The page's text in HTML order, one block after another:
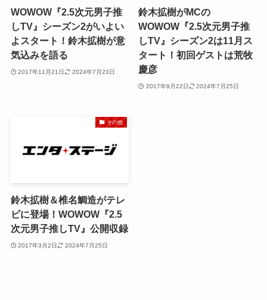
WOWOW『2.5次元男子推
しTV』シーズン2がいよい
よスタート！鈴木拡樹が意
気込みを語る
2017年11月21日 2024年7月23日
鈴木拡樹がMCの
WOWOW『2.5次元男子推
しTV』シーズン2は11月ス
タート！初回ゲストは荒牧
慶彦
2017年9月22日 2024年7月25日
その他
鈴木拡樹＆椎名鯛造がテレ
ビに登場！WOWOW『2.5
次元男子推しTV』公開収録
2017年3月2日 2024年7月25日